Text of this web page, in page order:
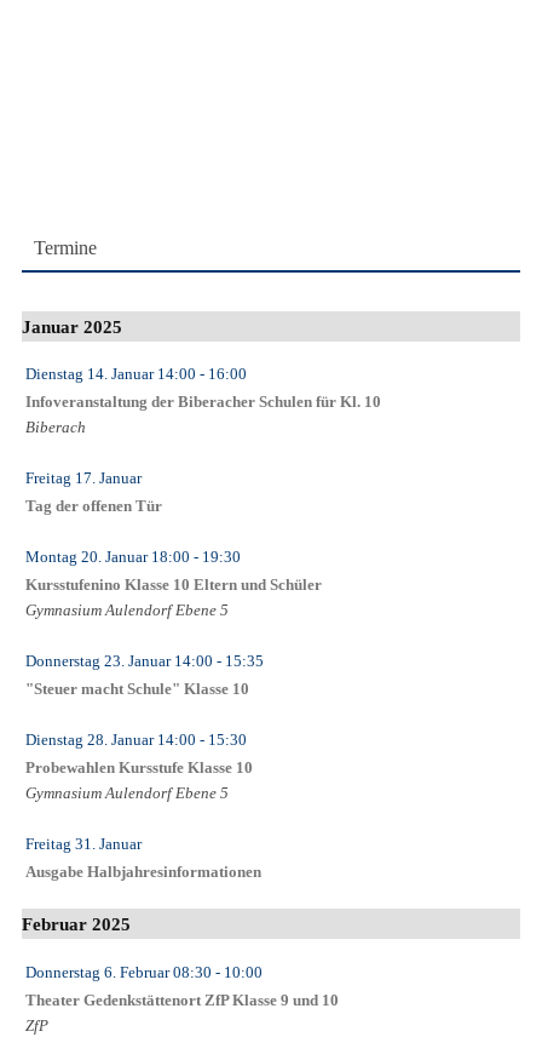
Termine
Januar 2025
Dienstag 14. Januar14:00 - 16:00
Infoveranstaltung der Biberacher Schulen für Kl. 10
Biberach
Freitag 17. Januar
Tag der offenen Tür
Montag 20. Januar18:00 - 19:30
Kursstufenino Klasse 10 Eltern und Schüler
Gymnasium Aulendorf Ebene 5
Donnerstag 23. Januar14:00 - 15:35
"Steuer macht Schule" Klasse 10
Dienstag 28. Januar14:00 - 15:30
Probewahlen Kursstufe Klasse 10
Gymnasium Aulendorf Ebene 5
Freitag 31. Januar
Ausgabe Halbjahresinformationen
Februar 2025
Donnerstag 6. Februar08:30 - 10:00
Theater Gedenkstättenort ZfP Klasse 9 und 10
ZfP